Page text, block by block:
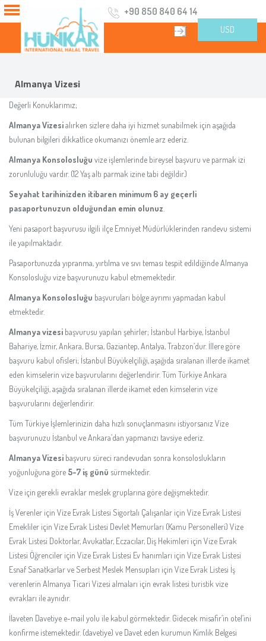
+90 850 840 64 14
USD
Almanya Vizesi
Değerli Konuklarımız;
Almanya Vizesialırken sizlere daha iyi hizmet sunabilmek için aşağıda
bulunan bilgileri dikkatlice okumanızı önemle arz ederiz.
Almanya Konsolosluğu vize işlemlerinde bireysel başvuru ve parmak izi
zorunluluğu vardır. (12 Yaş altı parmak izine tabi değildir.)
Seyahat tarihinizden itibaren minimum 6 ay geçerli
pasaportunuzun olduğundan emin olunuz
Yeni pasaport başvurusu ilgili ilçe Emniyet Müdürlüklerinden randevu sistemi
ile yapılmaktadır.
Pasaportunuzda yıpranma, yırtılma ve sıvı teması tespit edildiğinde Almanya
Konsolosluğu vize başvurunuzu kabul etmemektedir.
Almanya Konsolosluğu başvuruları bölge ayrımı yapmadan kabul
etmektedir.
Almanya vizesi başvurusu yapılan şehirler; İstanbul Harbiye, İstanbul
Bahariye, İzmir, Ankara, Bursa, Gaziantep, Antalya, Trabzon’dur. İllere göre
başvuru kabul ofisleri; İstanbul Büyükelçiliği, aşağıda sıralanan illerde ikamet
eden kimselerin vize başvurularını değerlendirir. Tüm Türkiye Ankara
Büyükelçiliği, aşağıda sıralanan illerde ikamet eden kimselerin vize
başvurularını değerlendirir.
Tüm Türkiye İşlemlerinizin daha hızlı sonuçlanmasını istiyorsanız Vize
başvurunuzu İstanbul ve Ankara’dan yapmanızı tavsiye ederiz.
Almanya Vizesi başvuru süreci randevudan sonra konsoloslukların
yoğunluğuna göre 5-7 iş günü sürmektedir.
Vize için gerekli evraklar meslek gruplarına göre değişmektedir.
İş Verenler için Vize Evrak Listesi Sigortalı Çalışanlar için Vize Evrak Listesi
Emekliler için Vize Evrak Listesi Devlet Memurları (Kamu Personelleri) Vize
Evrak Listesi Doktorlar, Avukatlar, Eczacılar, Diş Hekimleri için Vize Evrak
Listesi Öğrenciler için Vize Evrak Listesi Ev hanımları için Vize Evrak Listesi
Esnaf Sanatkarlar ve Serbest Meslek Mensupları için Vize Evrak Listesi İş
verenlerin Almanya Ticari Vizesi almaları için evrak listesi turistik vize
evrakları ile aynıdır.
İlaveten Davetiye e-mail yolu ile kabul görmektedir. Gidecek misafir’in otel’ini
konfirme istemektedir. (davetiye) ve Davet eden kurumun Kimlik Belgesi